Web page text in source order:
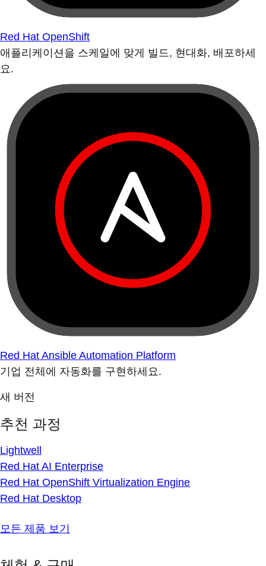
Red Hat OpenShift
애플리케이션을 스케일에 맞게 빌드, 현대화, 배포하세
요.
Red Hat Ansible Automation Platform
기업 전체에 자동화를 구현하세요.
새 버전
추천 과정
Lightwell
Red Hat AI Enterprise
Red Hat OpenShift Virtualization Engine
Red Hat Desktop
모든 제품 보기